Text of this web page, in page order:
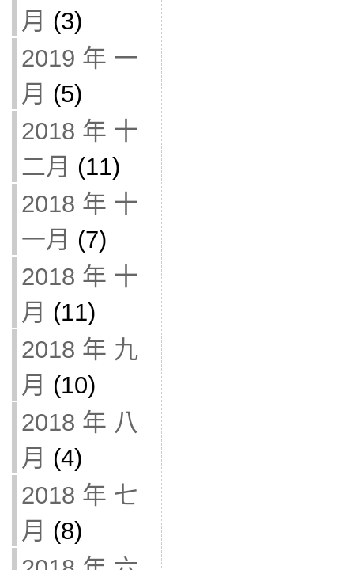
月 (3)
2019 年 一
月 (5)
2018 年 十
二月 (11)
2018 年 十
一月 (7)
2018 年 十
月 (11)
2018 年 九
月 (10)
2018 年 八
月 (4)
2018 年 七
月 (8)